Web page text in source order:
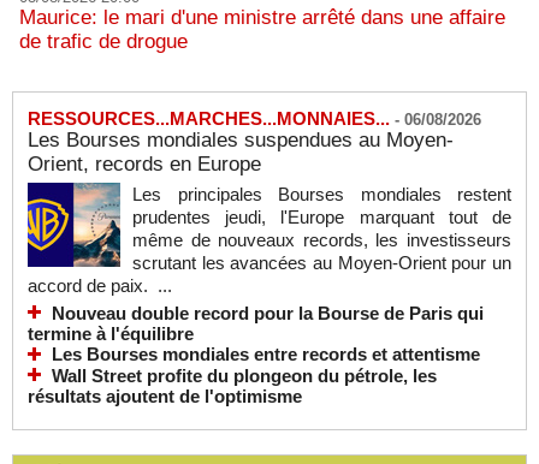
Maurice: le mari d'une ministre arrêté dans une affaire
de trafic de drogue
RESSOURCES...MARCHES...MONNAIES... - 06/08/2026
Les Bourses mondiales suspendues au Moyen-
Orient, records en Europe
Les principales Bourses mondiales restent
prudentes jeudi, l'Europe marquant tout de
même de nouveaux records, les investisseurs
scrutant les avancées au Moyen-Orient pour un
accord de paix. ...
Nouveau double record pour la Bourse de Paris qui
termine à l'équilibre
Les Bourses mondiales entre records et attentisme
Wall Street profite du plongeon du pétrole, les
résultats ajoutent de l'optimisme